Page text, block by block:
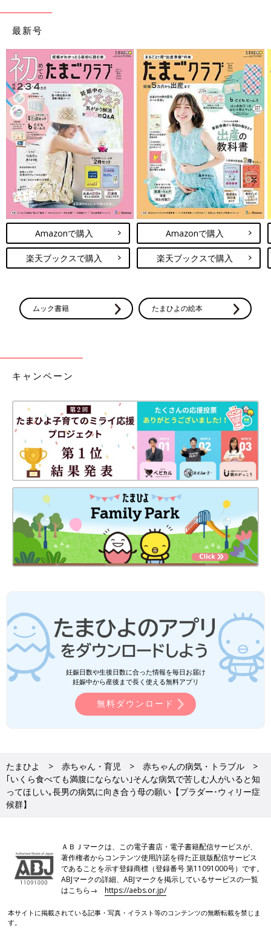
最新号
Amazonで購入
楽天ブックスで購入
Amazonで購入
楽天ブックスで購入
ムック書籍 たまひよの絵本
キャンペーン
妊娠日数や生後日数に合った情報を毎日お届け
妊娠中から産後まで長く使える無料アプリ
無料ダウンロード
たまひよ 赤ちゃん・育児
赤ちゃんの病気・トラブル
｢いくら食べても満腹にならない｣そんな病気で苦しむ人がいると知
ってほしい｡長男の病気に向き合う母の願い【プラダー･ウィリー症
候群】
ＡＢＪマークは、この電子書店・電子書籍配信サービスが、
著作権者からコンテンツ使用許諾を得た正規版配信サービス
であることを示す登録商標（登録番号 第11091000号）です。
ABJマークの詳細、ABJマークを掲示しているサービスの一覧
はこちら→https://aebs.or.jp/
本サイトに掲載されている記事・写真・イラスト等のコンテンツの無断転載を禁じま
す。